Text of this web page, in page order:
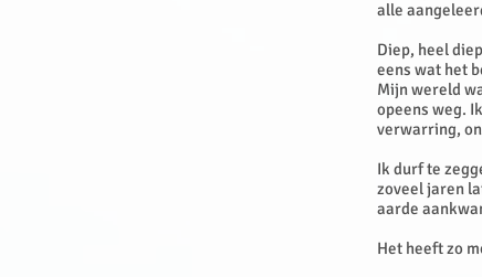
alle
Diep, heel
eens wat het
Mijn wereld
opeens weg.
verwarring,
Ik durf te
zoveel jaren
aarde
Het heeft zo